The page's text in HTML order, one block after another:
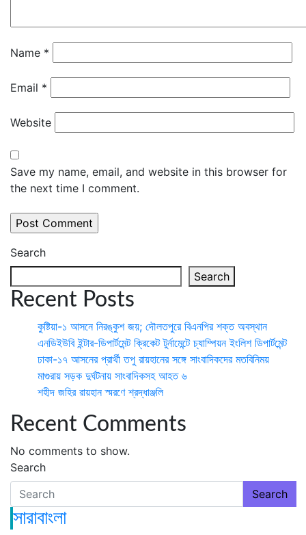
Name *
Email *
Website
Save my name, email, and website in this browser for
the next time I comment.
Search
Search
Recent Posts
কুষ্টিয়া-১ আসনে নিরঙ্কুশ জয়; দৌলতপুরে বিএনপির শক্ত অবস্থান
এনডিইউবি ইন্টার-ডিপার্টমেন্ট ক্রিকেট টুর্নামেন্টে চ্যাম্পিয়ন ইংলিশ ডিপার্টমেন্ট
ঢাকা-১৭ আসনের প্রার্থী তপু রায়হানের সঙ্গে সাংবাদিকদের মতবিনিময়
মাগুরায় সড়ক দুর্ঘটনায় সাংবাদিকসহ আহত ৬
শহীদ জহির রায়হান স্মরণে শ্রদ্ধাঞ্জলি
Recent Comments
No comments to show.
Search
Search
সারাবাংলা